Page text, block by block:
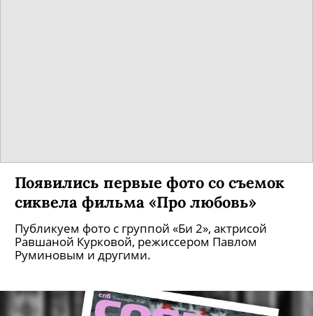
Появились первые фото со съемок
сиквела фильма «Про любовь»
Публикуем фото с группой «Би 2», актрисой
Равшаной Курковой, режиссером Павлом
Руминовым и другими.